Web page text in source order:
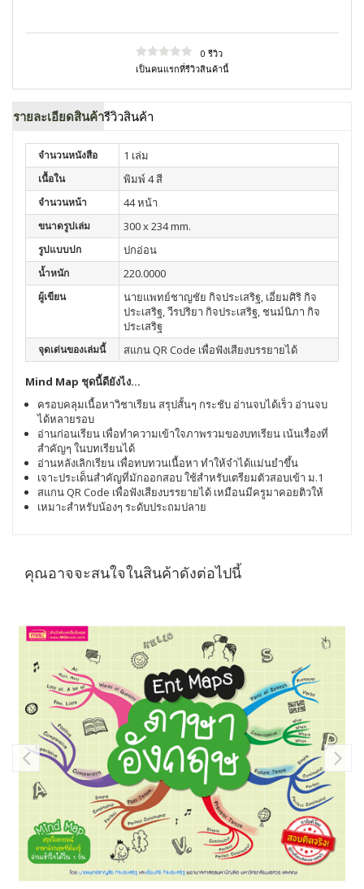
0 รีวิว
เป็นคนแรกที่รีวิวสินค้านี้
รายละเอียดสินค้ารีวิวสินค้า
จำนวนหนังสือ 1 เล่ม
เนื้อใน พิมพ์ 4 สี
จำนวนหน้า 44 หน้า
ขนาดรูปเล่ม 300 x 234 mm.
รูปแบบปก ปกอ่อน
น้ำหนัก 220.0000
ผู้เขียน
นายแพทย์ชาญชัย กิจประเสริฐ, เอี่ยมศิริ กิจ
ประเสริฐ, วีรปริยา กิจประเสริฐ, ชนม์นิภา กิจ
ประเสริฐ
จุดเด่นของเล่มนี้ สแกน QR Code เพื่อฟังเสียงบรรยายได้
Mind Map ชุดนี้ดียังไง...
ครอบคลุมเนื้อหาวิชาเรียน สรุปสั้นๆ กระชับ อ่านจบได้เร็ว อ่านจบ
ได้หลายรอบ
อ่านก่อนเรียน เพื่อทำความเข้าใจภาพรวมของบทเรียน เน้นเรื่องที่
สำคัญๆ ในบทเรียนได้
อ่านหลังเลิกเรียน เพื่อทบทวนเนื้อหา ทำให้จำได้เเม่นยำขึ้น
เจาะประเด็นสำคัญที่มักออกสอบ ใช้สำหรับเตรียมตัวสอบเข้า ม.1
สแกน QR Code เพื่อฟังเสียงบรรยายได้ เหมือนมีครูมาคอยติวให้
เหมาะสำหรับน้องๆ ระดับประถมปลาย
คุณอาจจะสนใจในสินค้าดังต่อไปนี้